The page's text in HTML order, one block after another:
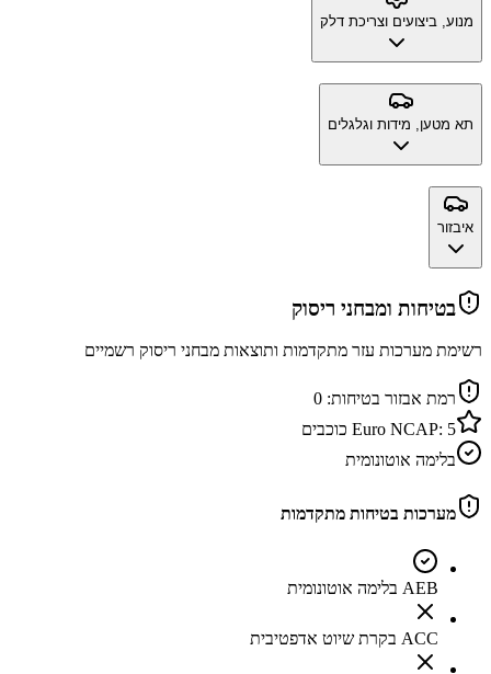
מנוע, ביצועים וצריכת דלק
תא מטען, מידות וגלגלים
איבזור
בטיחות ומבחני ריסוק
רשימת מערכות עזר מתקדמות ותוצאות מבחני ריסוק רשמיים
רמת אבזור בטיחות: 0
Euro NCAP: 5
כוכבים
בלימה אוטונומית
מערכות בטיחות מתקדמות
AEB בלימה אוטונומית
ACC בקרת שיוט אדפטיבית